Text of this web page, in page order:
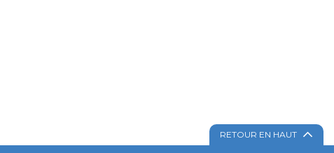
RETOUR EN HAUT